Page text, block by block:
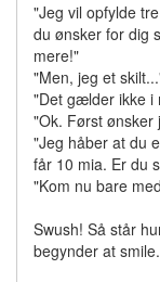
"Jeg vil opfylde
du ønsker for dig
mere!"
"Men, jeg et
"Det gælder ikke i
"Ok. Først ønsker
"Jeg håber at du
får 10 mia. Er du
"Kom nu bare
Swush! Så står
begynder at smile.